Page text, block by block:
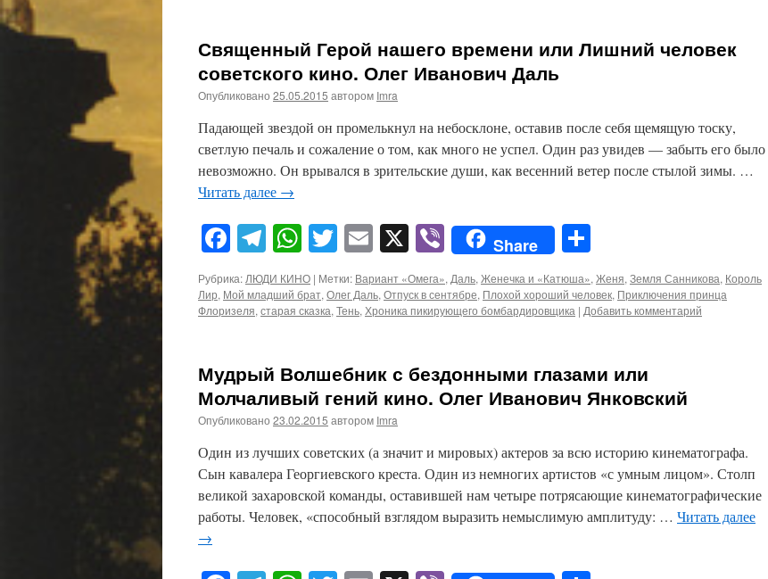
Священный Герой нашего времени или Лишний человек
советского кино. Олег Иванович Даль
Опубликовано 25.05.2015 автором Imra
Падающей звездой он промелькнул на небосклоне, оставив после себя щемящую тоску,
светлую печаль и сожаление о том, как много не успел. Один раз увидев — забыть его было
невозможно. Он врывался в зрительские души, как весенний ветер после стылой зимы. …
Читать далее →
Facebook
Telegram
WhatsApp
Twitter
Email
X ViberShare
Рубрика:ЛЮДИ КИНО | Метки: Вариант «Омега»,Даль,Женечка и «Катюша»,Женя,Земля Санникова, Король
Лир, Мой младший брат,Олег Даль,Отпуск в сентябре, Плохой хороший человек, Приключения принца
Флоризеля,старая сказка,Тень,Хроника пикирующего бомбардировщика | Добавить комментарий
Мудрый Волшебник с бездонными глазами или
Молчаливый гений кино. Олег Иванович Янковский
Опубликовано 23.02.2015 автором Imra
Один из лучших советских (а значит и мировых) актеров за всю историю кинематографа.
Сын кавалера Георгиевского креста. Один из немногих артистов «с умным лицом». Столп
великой захаровской команды, оставившей нам четыре потрясающие кинематографические
работы. Человек, «способный взглядом выразить немыслимую амплитуду: … Читать далее
→